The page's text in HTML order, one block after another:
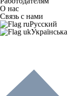
О нас
Связь с нами
Русский
Українська